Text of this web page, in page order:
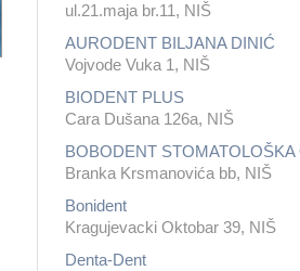
ul.21.maja br.11, NIŠ
AURODENT BILJANA DINIĆ
Vojvode Vuka 1, NIŠ
BIODENT PLUS
Cara Dušana 126a, NIŠ
BOBODENT
Branka Krsmanovića bb, NIŠ
Bonident
Kragujevacki Oktobar 39, NIŠ
Denta-Dent